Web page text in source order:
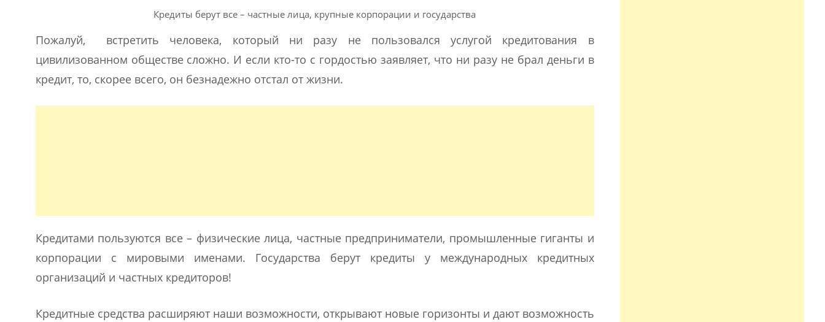
Кредиты берут все – частные лица, крупные корпорации и государства
Пожалуй, встретить человека, который ни разу не пользовался услугой кредитования в
цивилизованном обществе сложно. И если кто-то с гордостью заявляет, что ни разу не брал деньги в
кредит, то, скорее всего, он безнадежно отстал от жизни.
Кредитами пользуются все – физические лица, частные предприниматели, промышленные гиганты и
корпорации с мировыми именами. Государства берут кредиты у международных кредитных
организаций и частных кредиторов!
Кредитные средства расширяют наши возможности, открывают новые горизонты и дают возможность